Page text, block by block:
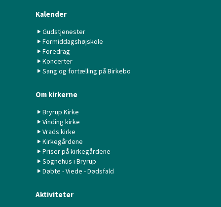
Kalender
Gudstjenester
Formiddagshøjskole
Foredrag
Koncerter
Sang og fortælling på Birkebo
Om kirkerne
Bryrup Kirke
Vinding kirke
Vrads kirke
Kirkegårdene
Priser på kirkegårdene
Sognehus i Bryrup
Døbte - Viede - Dødsfald
Aktiviteter